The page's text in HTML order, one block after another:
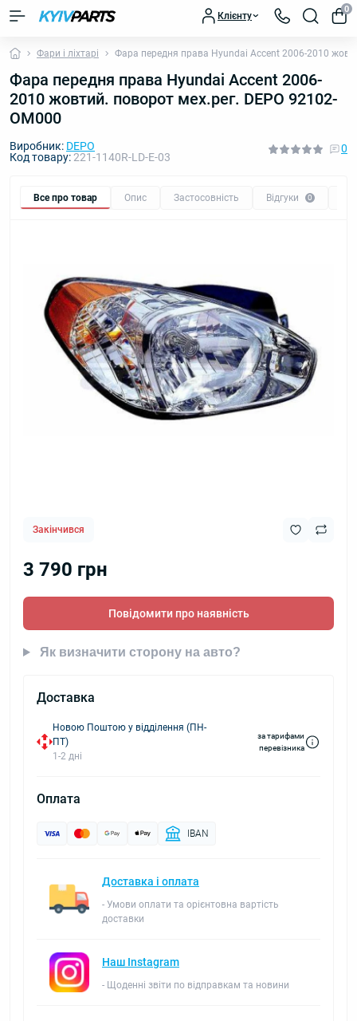
Клієнту
0
Фари і ліхтарі Фара передня права Hyundai Accent 2006-2010
Фара передня права Hyundai Accent 2006-
2010 жовтий. поворот мех.рег. DEPO 92102-
OM000
Виробник: DEPO
Код товару:221-1140R-LD-E-03
0
Все про товар Опис Застосовність Відгуки 0
Закінчився
3 790 грн
Повідомити про наявність
Як визначити сторону на авто?
Доставка
Новою Поштою у відділення (ПН-
ПТ)
1-2 дні
за тарифами
перевізника
Оплата
IBAN
Доставка і оплата
- Умови оплати та орієнтовна вартість
доставки
Наш Instagram
- Щоденні звіти по відправкам та новини